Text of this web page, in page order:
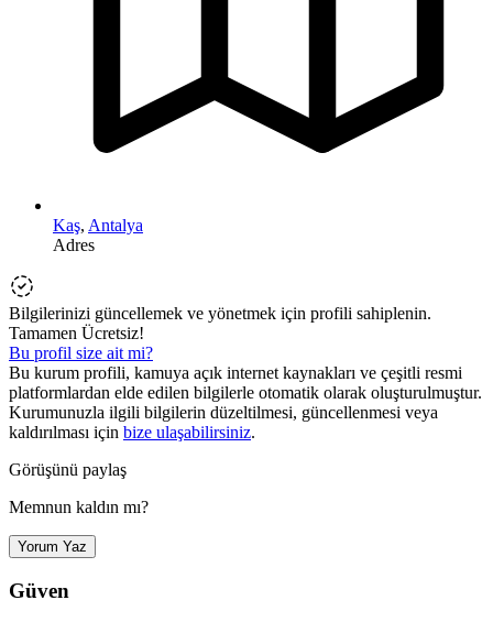
Kaş, Antalya
Adres
Bilgilerinizi güncellemek ve yönetmek için profili sahiplenin.
Tamamen Ücretsiz!
Bu profil size ait mi?
Bu kurum profili, kamuya açık internet kaynakları ve çeşitli resmi
platformlardan elde edilen bilgilerle otomatik olarak oluşturulmuştur.
Kurumunuzla ilgili bilgilerin düzeltilmesi, güncellenmesi veya
kaldırılması için bize ulaşabilirsiniz.
Görüşünü paylaş
Memnun kaldın mı?
Yorum Yaz
Güven